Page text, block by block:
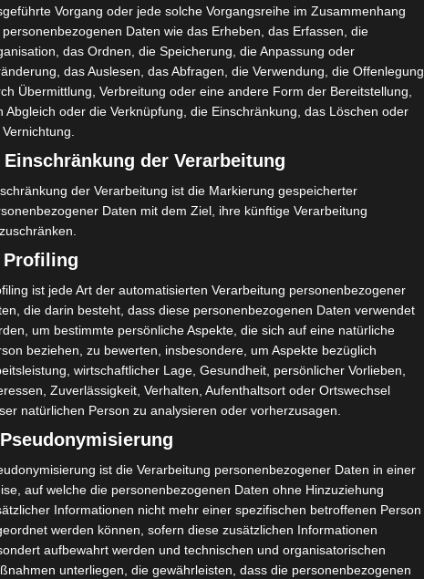
Club Athlétique Bizertin (CAB) – Olympique de B
éjà (OB)
Vorgang oder jede solche Vorgangsreihe im Zusammenhang
personenbezogenen Daten wie das Erheben, das Erfassen, die
das Ordnen, die Speicherung, die Anpassung oder
das Auslesen, das Abfragen, die Verwendung, die Offenlegung
Übermittlung, Verbreitung oder eine andere Form der Bereitstellung,
Abgleich oder die Verknüpfung, die Einschränkung, das Löschen oder
Einschränkung der Verarbeitung
der Verarbeitung ist die Markierung gespeicherter
Daten mit dem Ziel, ihre künftige Verarbeitung
Profiling
ist jede Art der automatisierten Verarbeitung personenbezogener
die darin besteht, dass diese personenbezogenen Daten verwendet
um bestimmte persönliche Aspekte, die sich auf eine natürliche
beziehen, zu bewerten, insbesondere, um Aspekte bezüglich
wirtschaftlicher Lage, Gesundheit, persönlicher Vorlieben,
Zuverlässigkeit, Verhalten, Aufenthaltsort oder Ortswechsel
natürlichen Person zu analysieren oder vorherzusagen.
ist die Verarbeitung personenbezogener Daten in einer
auf welche die personenbezogenen Daten ohne Hinzuziehung
Informationen nicht mehr einer spezifischen betroffenen Person
werden können, sofern diese zusätzlichen Informationen
aufbewahrt werden und technischen und organisatorischen
unterliegen, die gewährleisten, dass die personenbezogenen